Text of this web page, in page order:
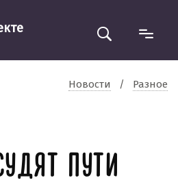
Новости / Разное
ПУТИ